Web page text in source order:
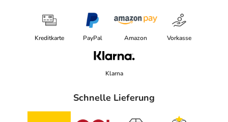
Kreditkarte PayPal Amazon Vorkasse
Klarna
Schnelle Lieferung